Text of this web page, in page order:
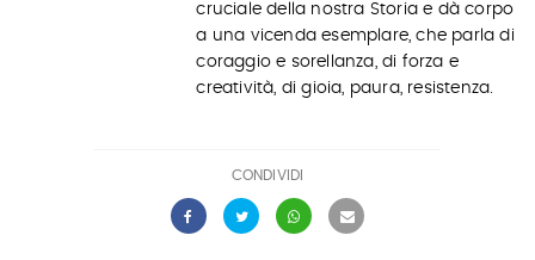
cruciale della nostra Storia e dà corpo
a una vicenda esemplare, che parla di
coraggio e sorellanza, di forza e
creatività, di gioia, paura, resistenza.
CONDIVIDI